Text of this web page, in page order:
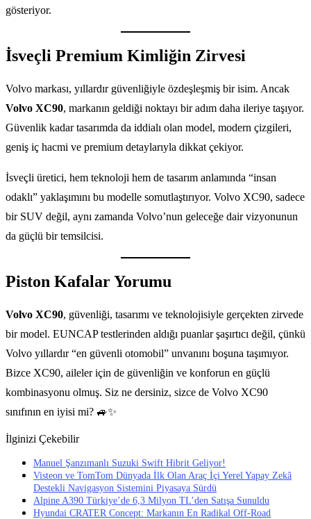
gösteriyor.
İsveçli Premium Kimliğin Zirvesi
Volvo markası, yıllardır güvenliğiyle özdeşleşmiş bir isim. Ancak
Volvo XC90, markanın geldiği noktayı bir adım daha ileriye taşıyor.
Güvenlik kadar tasarımda da iddialı olan model, modern çizgileri,
geniş iç hacmi ve premium detaylarıyla dikkat çekiyor.
İsveçli üretici, hem teknoloji hem de tasarım anlamında “insan
odaklı” yaklaşımını bu modelle somutlaştırıyor. Volvo XC90, sadece
bir SUV değil, aynı zamanda Volvo’nun geleceğe dair vizyonunun
da güçlü bir temsilcisi.
Piston Kafalar Yorumu
Volvo XC90, güvenliği, tasarımı ve teknolojisiyle gerçekten zirvede
bir model. EUNCAP testlerinden aldığı puanlar şaşırtıcı değil, çünkü
Volvo yıllardır “en güvenli otomobil” unvanını boşuna taşımıyor.
Bizce XC90, aileler için de güvenliğin ve konforun en güçlü
kombinasyonu olmuş. Siz ne dersiniz, sizce de Volvo XC90
sınıfının en iyisi mi? 🚙✨
İlginizi Çekebilir
Manuel Şanzımanlı Suzuki Swift Hibrit Geliyor!
Visteon ve TomTom Dünyada İlk Olan Araç İçi Yerel Yapay Zekâ
Destekli Navigasyon Sistemini Piyasaya Sürdü
Alpine A390 Türkiye’de 6,3 Milyon TL’den Satışa Sunuldu
Hyundai CRATER Concept: Markanın En Radikal Off-Road